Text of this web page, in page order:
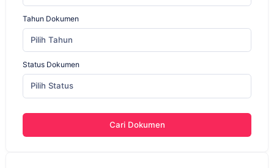
Tahun Dokumen
Pilih Tahun
Status Dokumen
Pilih Status
Cari Dokumen